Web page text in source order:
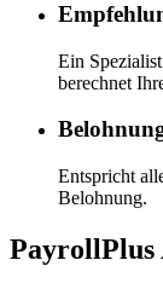
Ein
berechnet
Entspricht
Belohnung.
PayrollPlus